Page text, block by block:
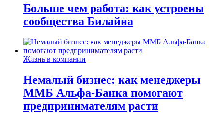
Больше чем работа: как устроены
сообщества Билайна
Жизнь в компании
Немалый бизнес: как менеджеры
ММБ Альфа-Банка помогают
предпринимателям расти